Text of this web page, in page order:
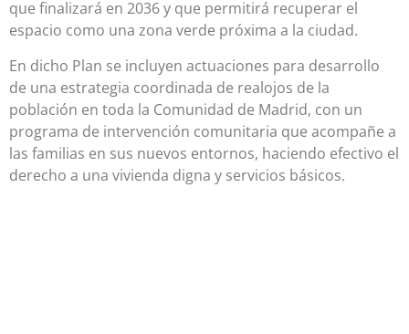
que finalizará en 2036 y que permitirá recuperar el
espacio como una zona verde próxima a la ciudad.
En dicho Plan se incluyen actuaciones para desarrollo
de una estrategia coordinada de realojos de la
población en toda la Comunidad de Madrid, con un
programa de intervención comunitaria que acompañe a
las familias en sus nuevos entornos, haciendo efectivo el
derecho a una vivienda digna y servicios básicos.